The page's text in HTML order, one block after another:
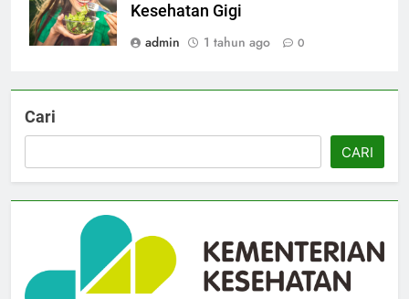
Kesehatan Gigi
admin
1 tahun ago 0
Cari
CARI